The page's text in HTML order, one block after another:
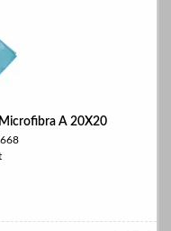
A 20X20